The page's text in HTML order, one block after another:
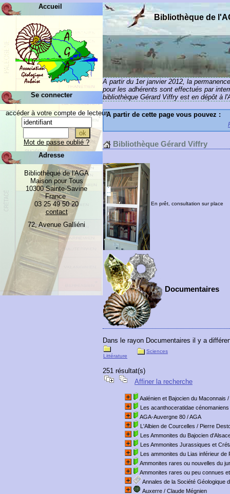
A partir du 1er janvier 2012, la
pour les adhérents sont effectués par
bibliothèque Gérard Viffry est en dépôt à
A partir de cette page vous pouvez :
Bibliothèque Gérard Viffry
En prêt, consultation sur place
Documentaires
Dans le rayon Documentaires il y a
Littérature
Sciences
251 résultat(s)
Affiner la recherche
Aalénien et Bajocien du Maconnais /
Les acanthoceratidae
AGA-Auvergne 80 / AGA
L'Albien de Courcelles / Pierre
Les Ammonites du Bajocien
Les Ammonites Jurassiques et
Les ammonites du Lias inférieur de
Ammonites rares ou nouvelles du
Ammonites rares ou peu connues
Annales de la Société Géologique
Auxerre / Claude Mégnien
Bibliothèque de
Accueil
Se connecter
accéder à votre compte de lecteur
Mot de passe oublié ?
Adresse
Bibliothèque de l'AGA
Maison pour Tous
10300 Sainte-Savine
France
03 25 49 50 20
contact
72, Avenue Galliéni